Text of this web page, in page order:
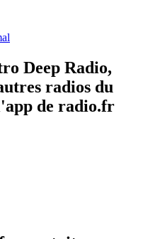
Deep Radio,
radios du
de radio.fr